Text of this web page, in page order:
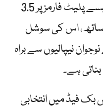
اس کے بجائے، یہ فیس بک جیسے پلیٹ فارمز پر 3.5
ساتھ، اس کی سوشل
نیپالیوں سے براہ
ہے۔
بک فیڈ میں انتخابی